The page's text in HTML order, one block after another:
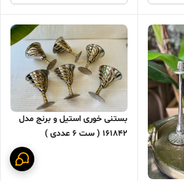
بستنی خوری استیل و برنج مدل
161842 ( ست ۶ عددی )